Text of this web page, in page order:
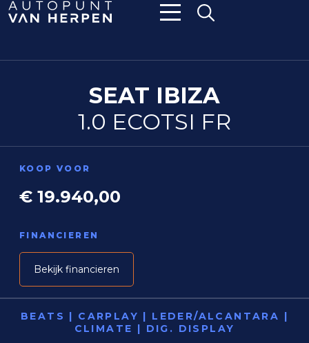
SEAT IBIZA
1.0 ECOTSI FR
KOOP VOOR
€ 19.940,00
FINANCIEREN
Bekijk financieren
BEATS | CARPLAY | LEDER/ALCANTARA |
CLIMATE | DIG. DISPLAY